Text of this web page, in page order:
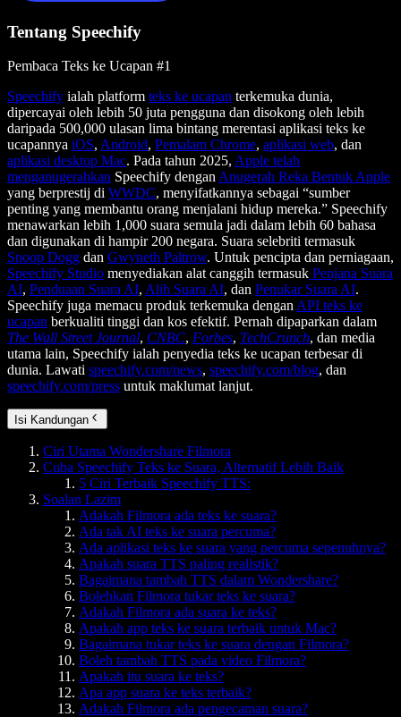
Tentang Speechify
Pembaca Teks ke Ucapan #1
Speechify ialah platform teks ke ucapan terkemuka dunia,
dipercayai oleh lebih 50 juta pengguna dan disokong oleh lebih
daripada 500,000 ulasan lima bintang merentasi aplikasi teks ke
ucapannya iOS, Android, Pemalam Chrome, aplikasi web, dan
aplikasi desktop Mac. Pada tahun 2025, Apple telah
menganugerahkan Speechify dengan Anugerah Reka Bentuk Apple
yang berprestij di WWDC, menyifatkannya sebagai “sumber
penting yang membantu orang menjalani hidup mereka.” Speechify
menawarkan lebih 1,000 suara semula jadi dalam lebih 60 bahasa
dan digunakan di hampir 200 negara. Suara selebriti termasuk
Snoop Dogg dan Gwyneth Paltrow. Untuk pencipta dan perniagaan,
Speechify Studio menyediakan alat canggih termasuk Penjana Suara
AI, Penduaan Suara AI, Alih Suara AI, dan Penukar Suara AI.
Speechify juga memacu produk terkemuka dengan API teks ke
ucapan berkualiti tinggi dan kos efektif. Pernah dipaparkan dalam
The Wall Street Journal, CNBC, Forbes, TechCrunch, dan media
utama lain, Speechify ialah penyedia teks ke ucapan terbesar di
dunia. Lawati speechify.com/news, speechify.com/blog, dan
speechify.com/press untuk maklumat lanjut.
Isi Kandungan
Ciri Utama Wondershare Filmora
Cuba Speechify Teks ke Suara, Alternatif Lebih Baik
5 Ciri Terbaik Speechify TTS:
Soalan Lazim
Adakah Filmora ada teks ke suara?
Ada tak AI teks ke suara percuma?
Ada aplikasi teks ke suara yang percuma sepenuhnya?
Apakah suara TTS paling realistik?
Bagaimana tambah TTS dalam Wondershare?
Bolehkan Filmora tukar teks ke suara?
Adakah Filmora ada suara ke teks?
Apakah app teks ke suara terbaik untuk Mac?
Bagaimana tukar teks ke suara dengan Filmora?
Boleh tambah TTS pada video Filmora?
Apakah itu suara ke teks?
Apa app suara ke teks terbaik?
Adakah Filmora ada pengecaman suara?